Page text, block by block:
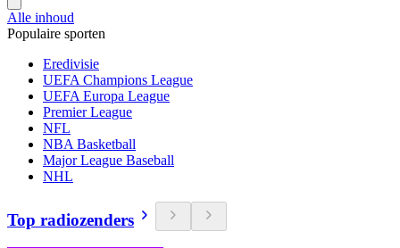
Alle inhoud
Populaire sporten
Eredivisie
UEFA Champions League
UEFA Europa League
Premier League
NFL
NBA Basketball
Major League Baseball
NHL
Top radiozenders